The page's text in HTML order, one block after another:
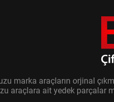
marka araçların orjinal
araçlara ait yedek parçalar